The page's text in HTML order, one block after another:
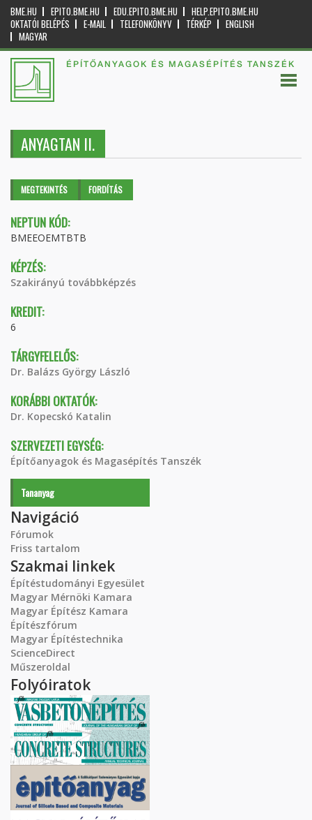
BME.HU EPITO.BME.HU EDU.EPITO.BME.HU
HELP.EPITO.BME.HU
OKTATÓI BELÉPÉS
E-MAIL TELEFONKÖNYV TÉRKÉP
ENGLISH
MAGYAR
ÉPÍTŐANYAGOK ÉS MAGASÉPÍTÉS TANSZÉK
ANYAGTAN II.
Elsődleges fülek
MEGTEKINTÉS (AKTÍVFORDÍTÁS
NEPTUN KÓD:
BMEEOEMTBTB
KÉPZÉS:
Szakirányú továbbképzés
KREDIT:
6
TÁRGYFELELŐS:
Dr. Balázs György László
KORÁBBI OKTATÓK:
Dr. Kopecskó Katalin
SZERVEZETI EGYSÉG:
Építőanyagok és Magasépítés Tanszék
Tananyag
Navigáció
Fórumok
Friss tartalom
Szakmai linkek
Építéstudományi Egyesület
Magyar Mérnöki Kamara
Magyar Építész Kamara
Építészfórum
Magyar Építéstechnika
ScienceDirect
Műszeroldal
Folyóiratok